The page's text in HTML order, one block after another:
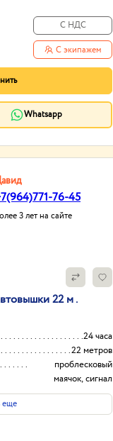
С НДС
С экипажем
Whatsapp
76-45
3 лет на сайте
22 м .
24 часа
22 метров
проблесковый
маячок, сигнал
заднего хода
еще